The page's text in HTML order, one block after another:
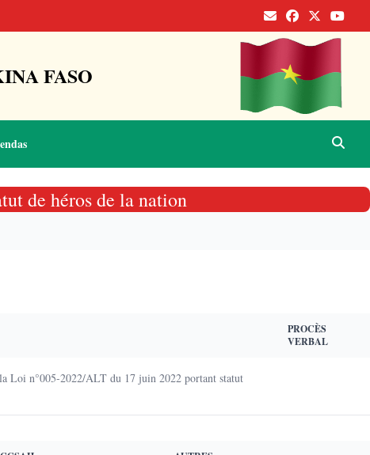
FASO
de héros de la nation
PROCÈS
VERBAL
Loi n°005-2022/ALT du 17 juin 2022 portant statut